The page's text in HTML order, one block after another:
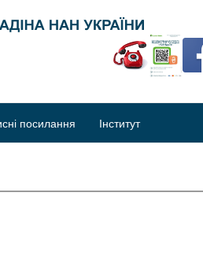
Оберіть свою мову
посилання Інститут